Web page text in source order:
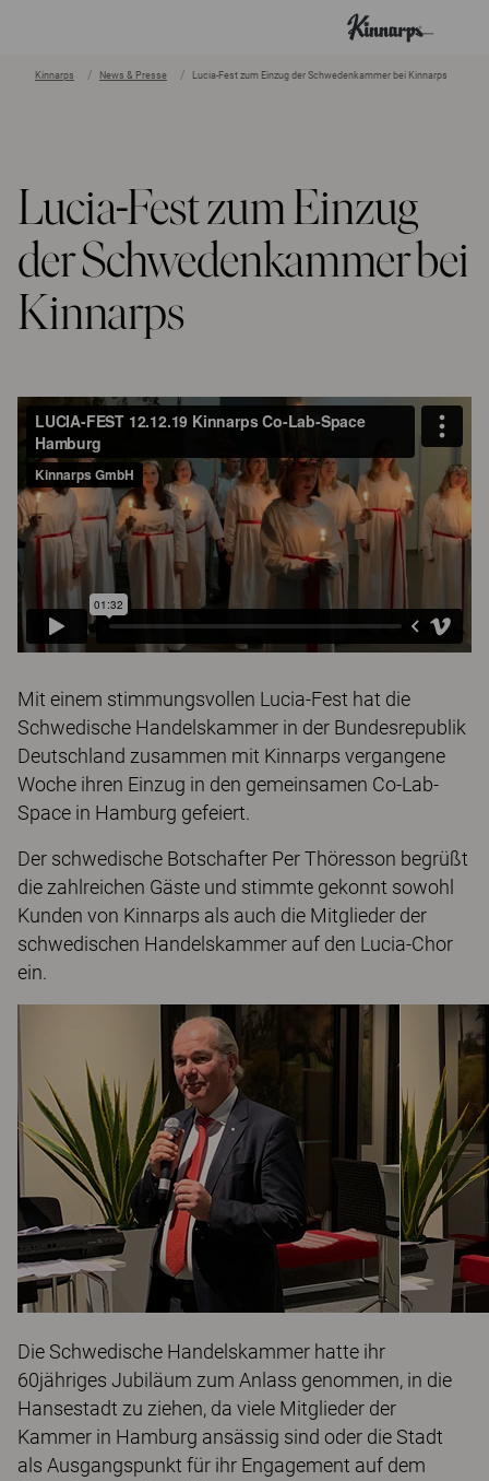
Kinnarps News & Presse Lucia-Fest zum Einzug der Schwedenkammer bei Kinnarps
Lucia-Fest zum Einzug
der Schwedenkammer bei
Kinnarps
Mit einem stimmungsvollen Lucia-Fest hat die
Schwedische Handelskammer in der Bundesrepublik
Deutschland zusammen mit Kinnarps vergangene
Woche ihren Einzug in den gemeinsamen Co-Lab-
Space in Hamburg gefeiert.
Der schwedische Botschafter Per Thöresson begrüßt
die zahlreichen Gäste und stimmte gekonnt sowohl
Kunden von Kinnarps als auch die Mitglieder der
schwedischen Handelskammer auf den Lucia-Chor
ein.
Die Schwedische Handelskammer hatte ihr
60jähriges Jubiläum zum Anlass genommen, in die
Hansestadt zu ziehen, da viele Mitglieder der
Kammer in Hamburg ansässig sind oder die Stadt
als Ausgangspunkt für ihr Engagement auf dem